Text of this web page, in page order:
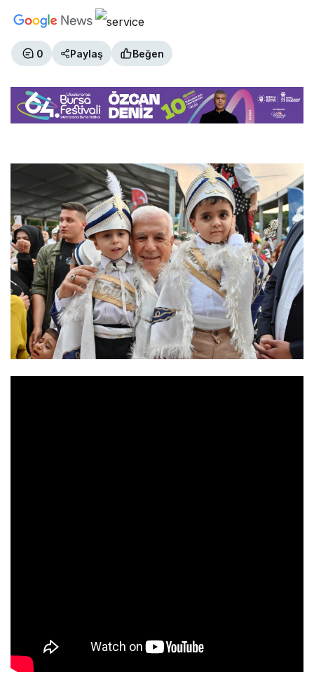
0 Paylaş Beğen